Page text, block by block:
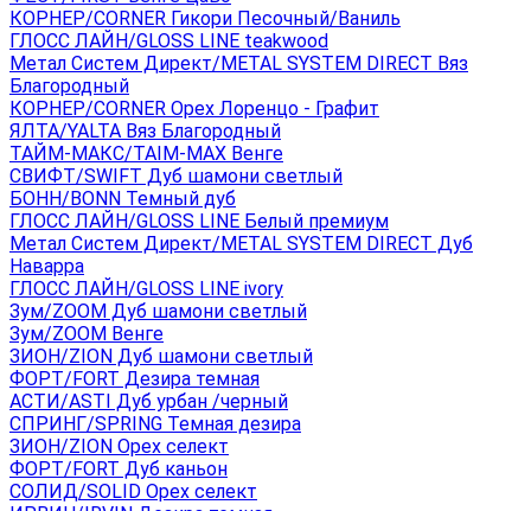
КОРНЕР/CORNER Гикори Песочный/Ваниль
ГЛОСС ЛАЙН/GLOSS LINE teakwood
Метал Систем Директ/METAL SYSTEM DIRECT Вяз
Благородный
КОРНЕР/CORNER Орех Лоренцо - Графит
ЯЛТА/YALTA Вяз Благородный
ТАЙМ-МАКС/TAIM-MAX Венге
СВИФТ/SWIFT Дуб шамони светлый
БОНН/BONN Темный дуб
ГЛОСС ЛАЙН/GLOSS LINE Белый премиум
Метал Систем Директ/METAL SYSTEM DIRECT Дуб
Наварра
ГЛОСС ЛАЙН/GLOSS LINE ivory
Зум/ZOOM Дуб шамони светлый
Зум/ZOOM Венге
ЗИОН/ZION Дуб шамони светлый
ФОРТ/FORT Дезира темная
АСТИ/ASTI Дуб урбан /черный
СПРИНГ/SPRING Темная дезира
ЗИОН/ZION Орех селект
ФОРТ/FORT Дуб каньон
СОЛИД/SOLID Орех селект